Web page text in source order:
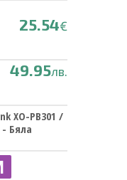
25.54€
49.95лв.
XO-PB301 /
- Бяла